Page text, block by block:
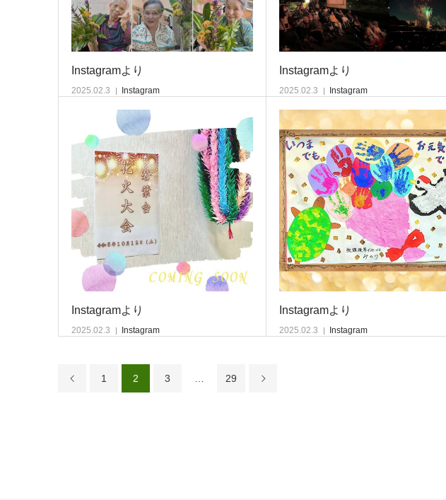
Instagramより
2025.02.3 Instagram
Instagramより
2025.02.3 Instagram
Instagramより
2025.02.3 Instagram
Instagramより
2025.02.3 Instagram
1 2 3 29